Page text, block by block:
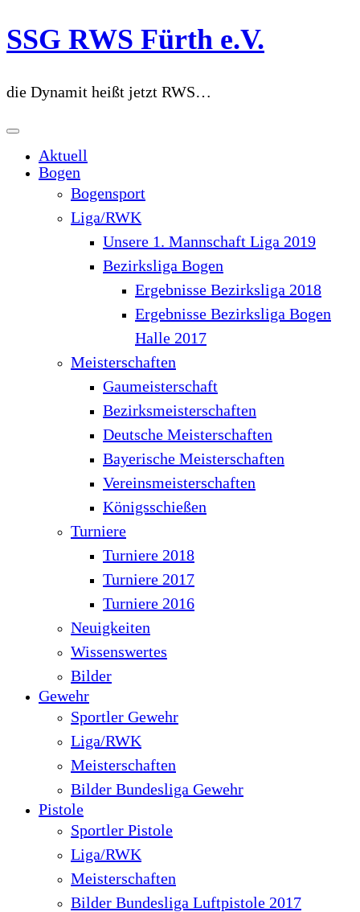
Zum
Inhalt
SSG RWS Fürth e.V.
die Dynamit heißt jetzt RWS…
Aktuell
Bogen
Bogensport
Liga/RWK
Unsere 1. Mannschaft Liga 2019
Bezirksliga Bogen
Ergebnisse Bezirksliga 2018
Ergebnisse Bezirksliga Bogen
Halle 2017
Meisterschaften
Gaumeisterschaft
Bezirksmeisterschaften
Deutsche Meisterschaften
Bayerische Meisterschaften
Vereinsmeisterschaften
Königsschießen
Turniere
Turniere 2018
Turniere 2017
Turniere 2016
Neuigkeiten
Wissenswertes
Bilder
Gewehr
Sportler Gewehr
Liga/RWK
Meisterschaften
Bilder Bundesliga Gewehr
Pistole
Sportler Pistole
Liga/RWK
Meisterschaften
Bilder Bundesliga Luftpistole 2017